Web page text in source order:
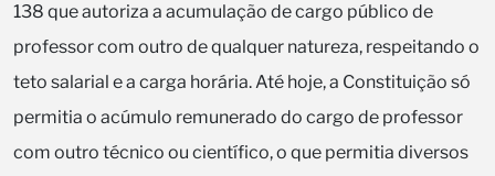
138 que autoriza a acumulação de cargo público de
professor com outro de qualquer natureza, respeitando o
teto salarial e a carga horária. Até hoje, a Constituição só
permitia o acúmulo remunerado do cargo de professor
com outro técnico ou científico, o que permitia diversos